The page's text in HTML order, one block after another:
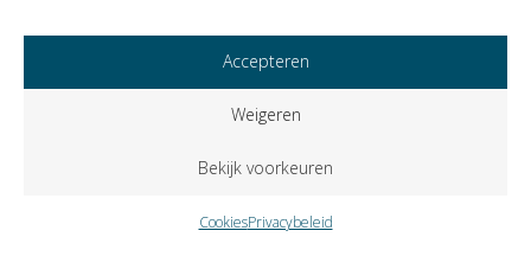
Accepteren
Weigeren
Bekijk voorkeuren
CookiesPrivacybeleid